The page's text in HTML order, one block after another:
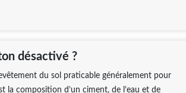
désactivé ?
du sol praticable généralement pour
la composition d’un ciment, de l’eau et de